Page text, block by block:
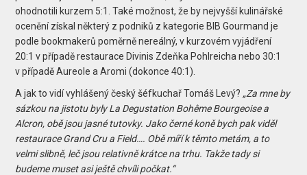
ohodnotili kurzem 5:1. Také možnost, že by nejvyšší kulinářské
ocenění získal některý z podniků z kategorie BIB Gourmand je
podle bookmakerů poměrně nereálný, v kurzovém vyjádření
20:1 v případě restaurace Divinis Zdeňka Pohlreicha nebo 30:1
v případě Aureole a Aromi (dokonce 40:1).
A jak to vidí vyhlášený český šéfkuchař Tomáš Levý? „Za mne by
sázkou na jistotu byly La Degustation Bohême Bourgeoise a
Alcron, obě jsou jasné tutovky. Jako černé koně bych pak viděl
restaurace Grand Cru a Field…. Obě míří k těmto metám, a to
velmi slibně, leč jsou relativně krátce na trhu. Takže tady si
budeme muset asi ještě chvíli počkat.“